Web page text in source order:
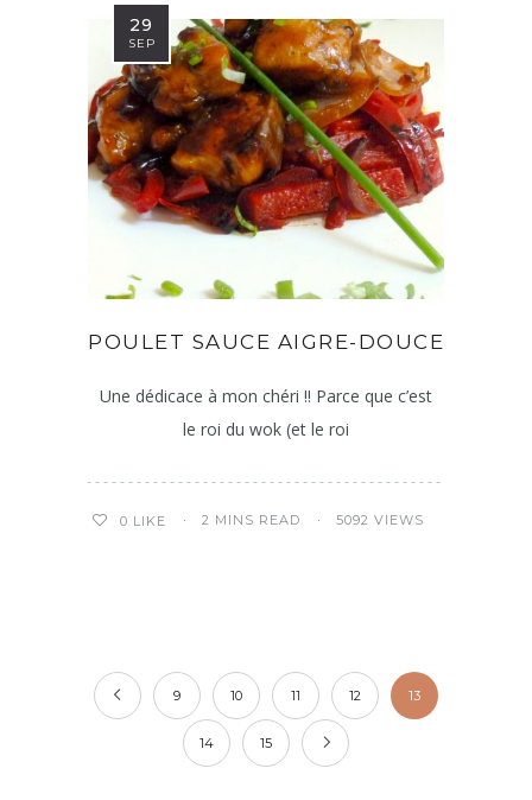
29
SEP
POULET SAUCE AIGRE-DOUCE
Une dédicace à mon chéri !! Parce que c’est
le roi du wok (et le roi
0 LIKE 2 MINS READ 5092 VIEWS
9 10 11 12 13
14 15